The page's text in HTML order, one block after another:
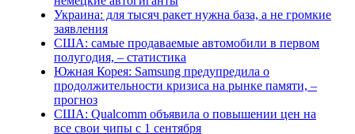
Украина: для тысяч ракет нужна база, а не громкие
заявления
США: самые продаваемые автомобили в первом
полугодия, – статистика
Южная Корея: Samsung предупредила о
продолжительности кризиса на рынке памяти, –
прогноз
США: Qualcomm объявила о повышении цен на
все свои чипы с 1 сентября